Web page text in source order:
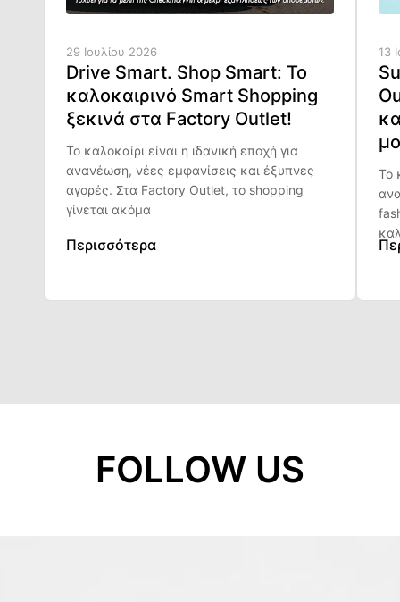
29 Ιουλίου 2026
Drive Smart. Shop Smart: Το
καλοκαιρινό Smart Shopping
ξεκινά στα Factory Outlet!
Το καλοκαίρι είναι η ιδανική εποχή για
ανανέωση, νέες εμφανίσεις και έξυπνες
αγορές. Στα Factory Outlet, το shopping
γίνεται ακόμα
Περισσότερα
13
Το
FOLLOW US